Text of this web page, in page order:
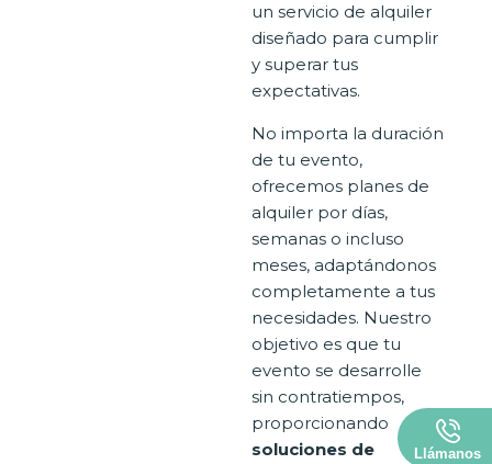
un servicio de alquiler
diseñado para cumplir
y superar tus
expectativas.
No importa la duración
de tu evento,
ofrecemos planes de
alquiler por días,
semanas o incluso
meses, adaptándonos
completamente a tus
necesidades. Nuestro
objetivo es que tu
evento se desarrolle
sin contratiempos,
proporcionando
soluciones de
Llámanos